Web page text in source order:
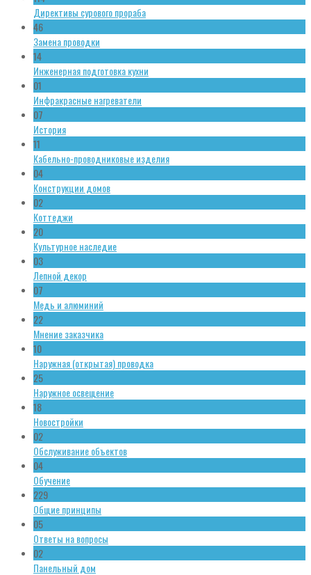
Директивы сурового прораба
46
Замена проводки
14
Инженерная подготовка кухни
01
Инфракрасные нагреватели
07
История
11
Кабельно-проводниковые изделия
04
Конструкции домов
02
Коттеджи
20
Культурное наследие
03
Лепной декор
07
Медь и алюминий
22
Мнение заказчика
10
Наружная (открытая) проводка
25
Наружное освещение
18
Новостройки
02
Обслуживание объектов
04
Обучение
229
Общие принципы
05
Ответы на вопросы
02
Панельный дом